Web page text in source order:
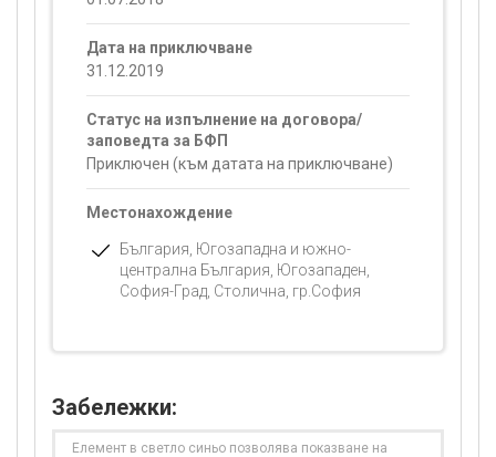
Дата на приключване
31.12.2019
Статус на изпълнение на договора/
заповедта за БФП
Приключен (към датата на приключване)
Местонахождение
България, Югозападна и южно-
централна България, Югозападен,
София-Град, Столична, гр.София
Забележки:
Елемент в светло синьо позволява показване на